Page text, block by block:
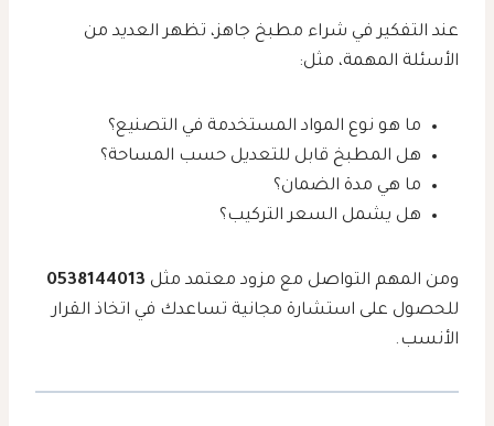
عند التفكير في شراء مطبخ جاهز، تظهر العديد من
الأسئلة المهمة، مثل:
ما هو نوع المواد المستخدمة في التصنيع؟
هل المطبخ قابل للتعديل حسب المساحة؟
ما هي مدة الضمان؟
هل يشمل السعر التركيب؟
ومن المهم التواصل مع مزود معتمد مثل 0538144013
للحصول على استشارة مجانية تساعدك في اتخاذ القرار
الأنسب.